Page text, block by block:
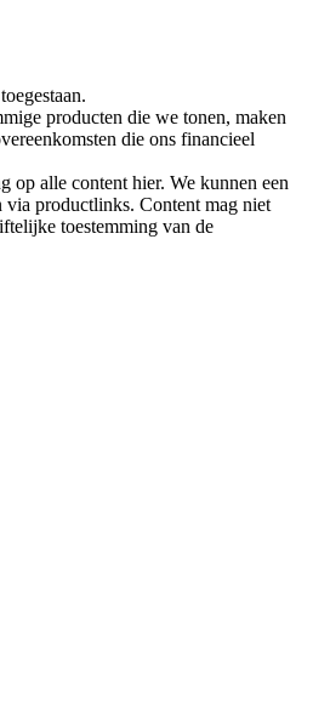
producten die we tonen, maken
die ons financieel
op alle content hier. We kunnen een
via productlinks. Content mag niet
toestemming van de